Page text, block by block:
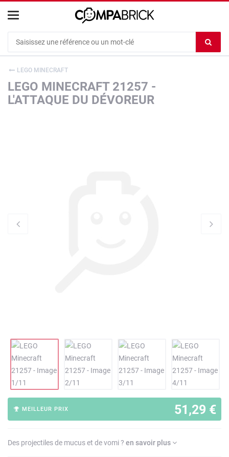
le
LEGO MINECRAFT
LEGO MINECRAFT 21257 -
L'ATTAQUE DU DÉVOREUR
51,29 €
MEILLEUR PRIX
Des projectiles de mucus et de vomi ? en savoir plus
Cookies management panel